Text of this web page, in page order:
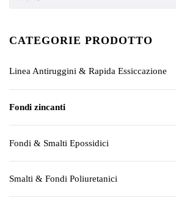
CATEGORIE PRODOTTO
Linea Antiruggini & Rapida Essiccazione
Fondi zincanti
Fondi & Smalti Epossidici
Smalti & Fondi Poliuretanici